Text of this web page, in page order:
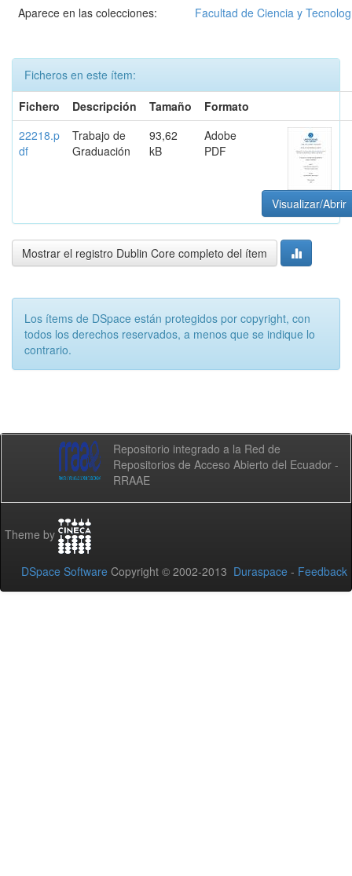
Aparece en las colecciones:
Facultad de Ciencia y
Ficheros en este ítem:
Fichero
Descripción Tamaño
Formato
22218.p
df
Trabajo de
Graduación
93,62
kB
Adobe
PDF
Visualizar/Abrir
Mostrar el registro Dublin Core completo del ítem
Los ítems de DSpace están protegidos por copyright, con
todos los derechos reservados, a menos que se indique lo
contrario.
Repositorio integrado a la Red de
Repositorios de Acceso Abierto del Ecuador -
RRAAE
Theme by
DSpace Software Copyright © 2002-2013 Duraspace - Feedback